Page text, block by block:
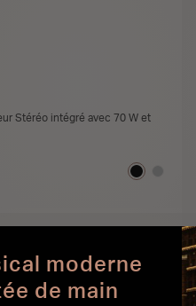
Stéréo intégré avec 70 W et
AU PANIER
moderne
de main